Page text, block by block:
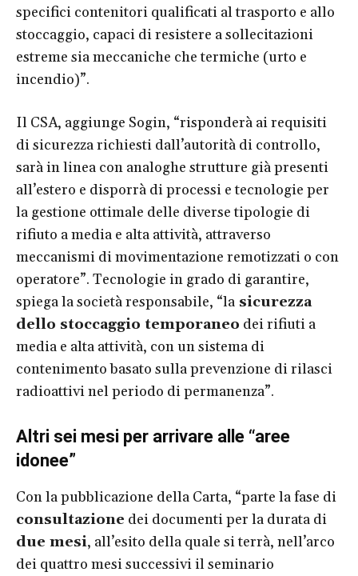
specifici contenitori qualificati al trasporto e allo
stoccaggio, capaci di resistere a sollecitazioni
estreme sia meccaniche che termiche (urto e
incendio)”.
Il CSA, aggiunge Sogin, “risponderà ai requisiti
di sicurezza richiesti dall’autorità di controllo,
sarà in linea con analoghe strutture già presenti
all’estero e disporrà di processi e tecnologie per
la gestione ottimale delle diverse tipologie di
rifiuto a media e alta attività, attraverso
meccanismi di movimentazione remotizzati o con
operatore”. Tecnologie in grado di garantire,
spiega la società responsabile, “la sicurezza
dello stoccaggio temporaneo dei rifiuti a
media e alta attività, con un sistema di
contenimento basato sulla prevenzione di rilasci
radioattivi nel periodo di permanenza”.
Altri sei mesi per arrivare alle “aree
idonee”
Con la pubblicazione della Carta, “parte la fase di
consultazione dei documenti per la durata di
due mesi, all’esito della quale si terrà, nell’arco
dei quattro mesi successivi il seminario